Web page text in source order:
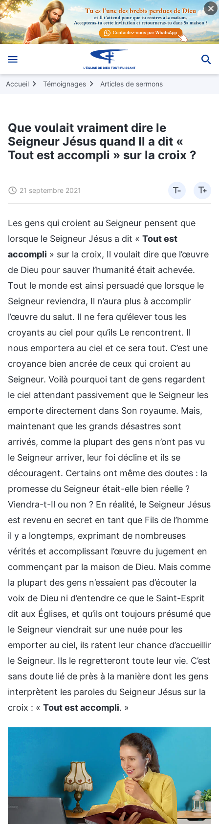
Accueil Témoignages Articles de sermons
Que voulait vraiment dire le
Seigneur Jésus quand Il a dit «
Tout est accompli » sur la croix ?
21 septembre 2021
Les gens qui croient au Seigneur pensent que
lorsque le Seigneur Jésus a dit « Tout est
accompli » sur la croix, Il voulait dire que l’œuvre
de Dieu pour sauver l’humanité était achevée.
Tout le monde est ainsi persuadé que lorsque le
Seigneur reviendra, Il n’aura plus à accomplir
l’œuvre du salut. Il ne fera qu’élever tous les
croyants au ciel pour qu’ils Le rencontrent. Il
nous emportera au ciel et ce sera tout. C’est une
croyance bien ancrée de ceux qui croient au
Seigneur. Voilà pourquoi tant de gens regardent
le ciel attendant passivement que le Seigneur les
emporte directement dans Son royaume. Mais,
maintenant que les grands désastres sont
arrivés, comme la plupart des gens n’ont pas vu
le Seigneur arriver, leur foi décline et ils se
découragent. Certains ont même des doutes : la
promesse du Seigneur était-elle bien réelle ?
Viendra-t-Il ou non ? En réalité, le Seigneur Jésus
est revenu en secret en tant que Fils de l’homme
il y a longtemps, exprimant de nombreuses
vérités et accomplissant l’œuvre du jugement en
commençant par la maison de Dieu. Mais comme
la plupart des gens n’essaient pas d’écouter la
voix de Dieu ni d’entendre ce que le Saint-Esprit
dit aux Églises, et qu’ils ont toujours présumé que
le Seigneur viendrait sur une nuée pour les
emporter au ciel, ils ratent leur chance d’accueillir
le Seigneur. Ils le regretteront toute leur vie. C’est
sans doute lié de près à la manière dont les gens
interprètent les paroles du Seigneur Jésus sur la
croix : « Tout est accompli. »